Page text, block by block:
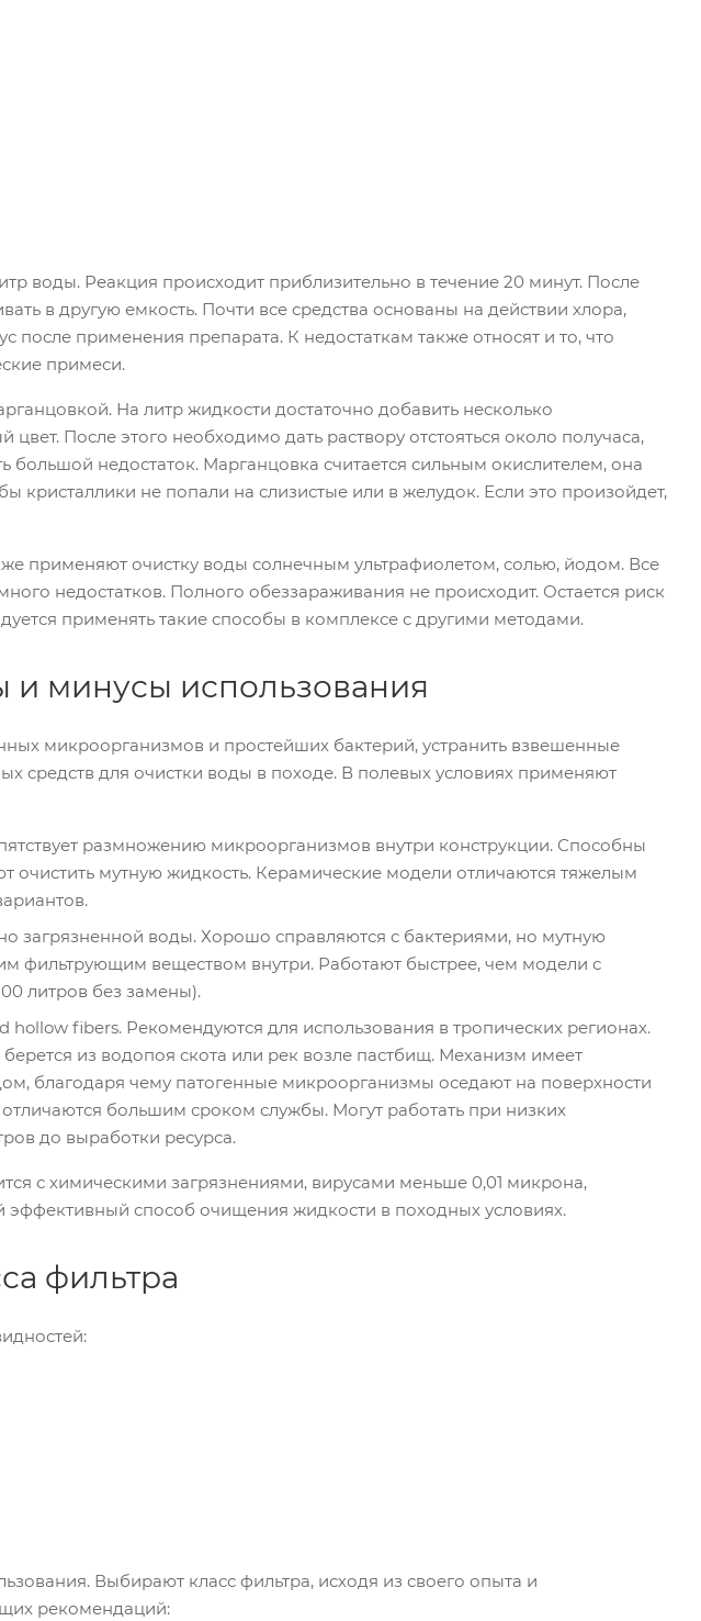
воды. Реакция происходит приблизительно в течение 20 минут. После
в другую емкость. Почти все средства основаны на действии хлора,
после применения препарата. К недостаткам также относят и то, что
примеси.
На литр жидкости достаточно добавить несколько
После этого необходимо дать раствору отстояться около получаса,
большой недостаток. Марганцовка считается сильным окислителем, она
кристаллики не попали на слизистые или в желудок. Если это произойдет,
применяют очистку воды солнечным ультрафиолетом, солью, йодом. Все
недостатков. Полного обеззараживания не происходит. Остается риск
применять такие способы в комплексе с другими методами.
минусы использования
микроорганизмов и простейших бактерий, устранить взвешенные
средств для очистки воды в походе. В полевых условиях применяют
размножению микроорганизмов внутри конструкции. Способны
очистить мутную жидкость. Керамические модели отличаются тяжелым
загрязненной воды. Хорошо справляются с бактериями, но мутную
фильтрующим веществом внутри. Работают быстрее, чем модели с
литров без замены).
fibers. Рекомендуются для использования в тропических регионах.
из водопоя скота или рек возле пастбищ. Механизм имеет
благодаря чему патогенные микроорганизмы оседают на поверхности
большим сроком службы. Могут работать при низких
до выработки ресурса.
с химическими загрязнениями, вирусами меньше 0,01 микрона,
способ очищения жидкости в походных условиях.
фильтра
Выбирают класс фильтра, исходя из своего опыта и
рекомендаций: